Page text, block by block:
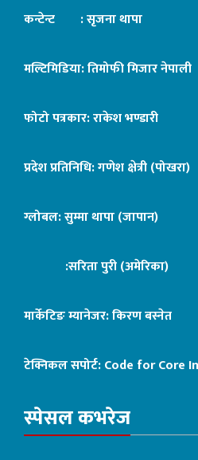
कन्टेन्ट : सृजना थापा
मल्टिमिडिया: तिमोफी मिजार नेपाली
फोटो पत्रकार: राकेश भण्डारी
प्रदेश प्रतिनिधि: गणेश क्षेत्री (पोखरा)
ग्लोबल: सुम्मा थापा (जापान)
:सरिता पुरी (अमेरिका)
मार्केटिङ म्यानेजर: किरण बस्नेत
टेक्निकल सपोर्ट:Code for Core
स्पेसल कभरेज